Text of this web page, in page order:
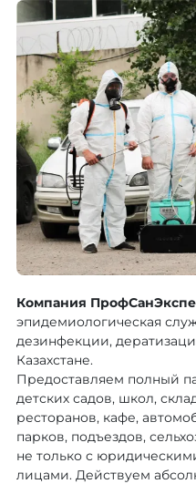
Компания
эпидемиологическая
дезинфекции,
Казахстане.
Предоставляем полный
детских садов, школ,
ресторанов, кафе,
парков, подъездов,
не только с
лицами. Действуем